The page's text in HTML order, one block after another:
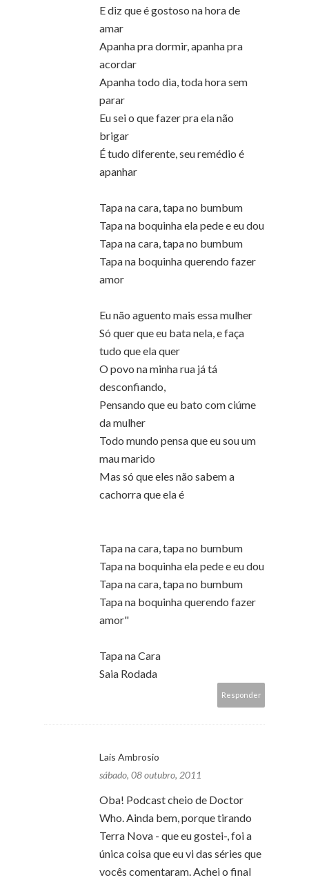
E diz que é gostoso na hora de
amar
Apanha pra dormir, apanha pra
acordar
Apanha todo dia, toda hora sem
parar
Eu sei o que fazer pra ela não
brigar
É tudo diferente, seu remédio é
apanhar
Tapa na cara, tapa no bumbum
Tapa na boquinha ela pede e eu dou
Tapa na cara, tapa no bumbum
Tapa na boquinha querendo fazer
amor
Eu não aguento mais essa mulher
Só quer que eu bata nela, e faça
tudo que ela quer
O povo na minha rua já tá
desconfiando,
Pensando que eu bato com ciúme
da mulher
Todo mundo pensa que eu sou um
mau marido
Mas só que eles não sabem a
cachorra que ela é
Tapa na cara, tapa no bumbum
Tapa na boquinha ela pede e eu dou
Tapa na cara, tapa no bumbum
Tapa na boquinha querendo fazer
amor"
Tapa na Cara
Saia Rodada
Responder
Lais Ambrosio
sábado, 08 outubro, 2011
Oba! Podcast cheio de Doctor
Who. Ainda bem, porque tirando
Terra Nova - que eu gostei-, foi a
única coisa que eu vi das séries que
vocês comentaram. Achei o final